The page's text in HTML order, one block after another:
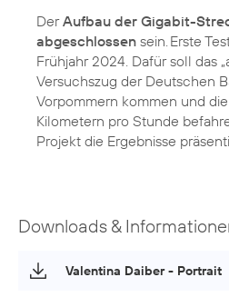
DerAufbau der Gigabit-
abgeschlossen sein. Erste
Frühjahr 2024. Dafür soll das
Versuchszug der Deutschen
Vorpommern kommen und
Kilometern pro Stunde
Projekt die Ergebnisse
Downloads &
Valentina Daiber - Portrait